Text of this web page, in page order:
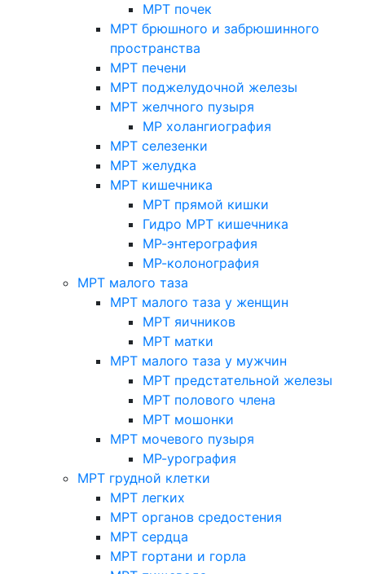
МРТ почек
МРТ брюшного и забрюшинного
пространства
МРТ печени
МРТ поджелудочной железы
МРТ желчного пузыря
МР холангиография
МРТ селезенки
МРТ желудка
МРТ кишечника
МРТ прямой кишки
Гидро МРТ кишечника
МР-энтерография
МР-колонография
МРТ малого таза
МРТ малого таза у женщин
МРТ яичников
МРТ матки
МРТ малого таза у мужчин
МРТ предстательной железы
МРТ полового члена
МРТ мошонки
МРТ мочевого пузыря
МР-урография
МРТ грудной клетки
МРТ легких
МРТ органов средостения
МРТ сердца
МРТ гортани и горла